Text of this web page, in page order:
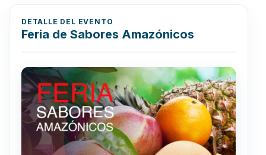
DETALLE DEL EVENTO
Feria de Sabores Amazónicos